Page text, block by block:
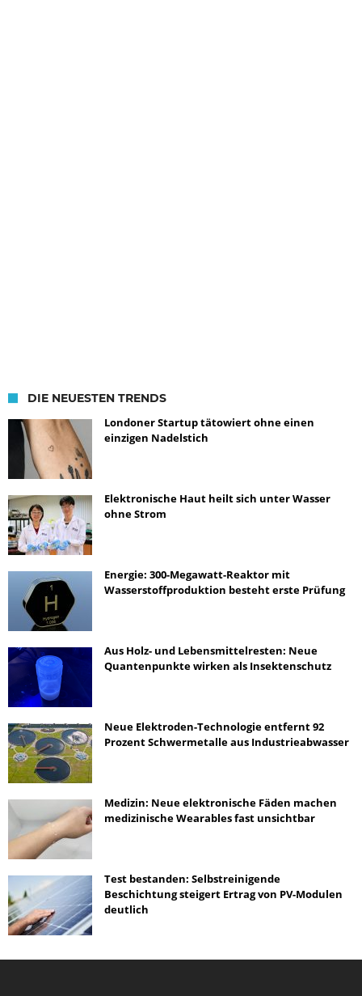
DIE NEUESTEN TRENDS
Londoner Startup tätowiert ohne einen
einzigen Nadelstich
Elektronische Haut heilt sich unter Wasser
ohne Strom
Energie: 300-Megawatt-Reaktor mit
Wasserstoffproduktion besteht erste Prüfung
Aus Holz- und Lebensmittelresten: Neue
Quantenpunkte wirken als Insektenschutz
Neue Elektroden-Technologie entfernt 92
Prozent Schwermetalle aus Industrieabwasser
Medizin: Neue elektronische Fäden machen
medizinische Wearables fast unsichtbar
Test bestanden: Selbstreinigende
Beschichtung steigert Ertrag von PV-Modulen
deutlich